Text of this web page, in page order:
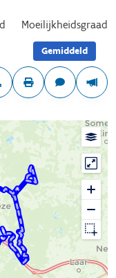
Moeilijkheidsgraad
Gemiddeld